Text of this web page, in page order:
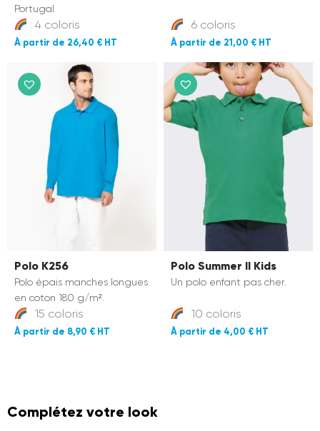
Portugal
4 coloris
26,40 €
6 coloris
21,00 €
Polo K256
Polo épais manches longues
en coton 180 g/m².
15 coloris
8,90 €
Polo Summer II Kids
Un polo enfant pas cher.
10 coloris
4,00 €
Complétez votre look
La personnalisation textile,
c'est notre métier.
Conseils techniques, inspirations
sectorielles et offres exclusives,
directement dans votre boîte mail.
En vous inscrivant, vous acceptez de recevoir nos e-mails.